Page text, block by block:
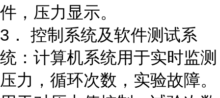
件，压力显示。
3． 控制系统及软件测试系
统：计算机系统用于实时监测
压力，循环次数，实验故障。